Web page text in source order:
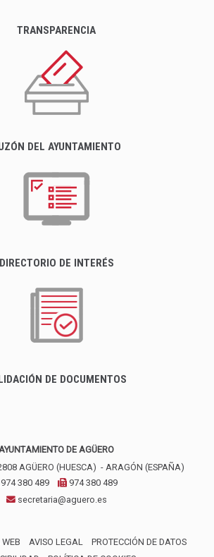
TRANSPARENCIA
DEL AYUNTAMIENTO
DIRECTORIO DE INTERÉS
DE DOCUMENTOS
AYUNTAMIENTO DE AGÜERO
AGÜERO (HUESCA) - ARAGÓN (ESPAÑA)
974 380 489
974 380 489
secretaria@aguero.es
AVISO LEGAL
PROTECCIÓN DE DATOS